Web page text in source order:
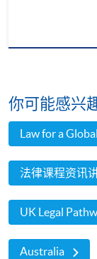
你可能感兴
Law for a
法律课程资讯
UK Legal
Australia